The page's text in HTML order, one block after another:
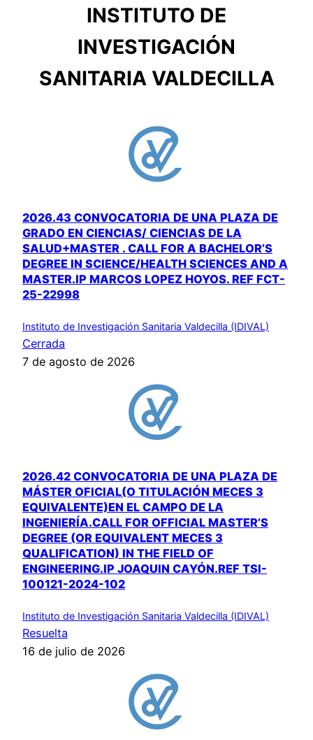
INSTITUTO DE
INVESTIGACIÓN
SANITARIA VALDECILLA
2026.43 CONVOCATORIA DE UNA PLAZA DE
GRADO EN CIENCIAS/ CIENCIAS DE LA
SALUD+MASTER . CALL FOR A BACHELOR’S
DEGREE IN SCIENCE/HEALTH SCIENCES AND A
MASTER.IP MARCOS LOPEZ HOYOS. REF FCT-
25-22998
Instituto de Investigación Sanitaria Valdecilla (IDIVAL)
Cerrada
7 de agosto de 2026
2026.42 CONVOCATORIA DE UNA PLAZA DE
MÁSTER OFICIAL(O TITULACIÓN MECES 3
EQUIVALENTE)EN EL CAMPO DE LA
INGENIERÍA.CALL FOR OFFICIAL MASTER’S
DEGREE (OR EQUIVALENT MECES 3
QUALIFICATION) IN THE FIELD OF
ENGINEERING.IP JOAQUIN CAYÓN.REF TSI-
100121-2024-102
Instituto de Investigación Sanitaria Valdecilla (IDIVAL)
Resuelta
16 de julio de 2026